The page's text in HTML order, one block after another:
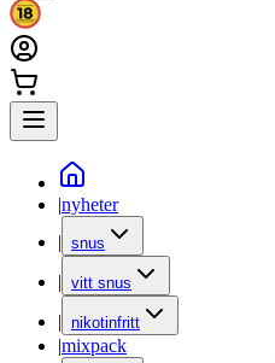
|nyheter
| snus
| vitt snus
| nikotinfritt
|mixpack